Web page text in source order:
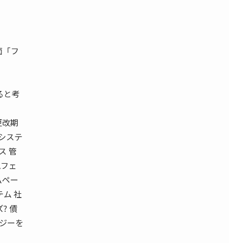
フ
と考
期
ステ
管
ェ
ー
ム 社
? 債
ーを